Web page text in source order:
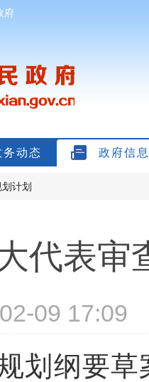
府
务动态 政府信
计划
代表审
02-09
规划纲要